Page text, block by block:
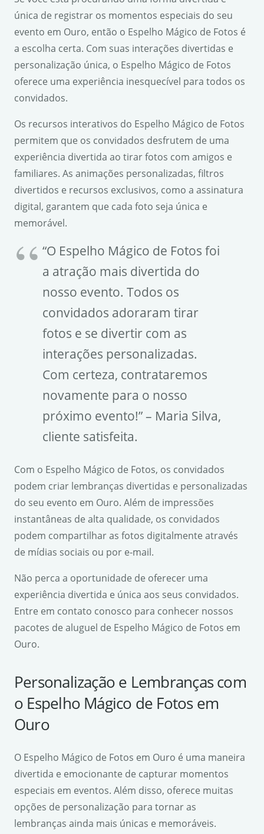
única de registrar os momentos especiais do seu
evento em Ouro, então o Espelho Mágico de Fotos é
a escolha certa. Com suas interações divertidas e
personalização única, o Espelho Mágico de Fotos
oferece uma experiência inesquecível para todos os
convidados.
Os recursos interativos do Espelho Mágico de Fotos
permitem que os convidados desfrutem de uma
experiência divertida ao tirar fotos com amigos e
familiares. As animações personalizadas, filtros
divertidos e recursos exclusivos, como a assinatura
digital, garantem que cada foto seja única e
memorável.
“O Espelho Mágico de Fotos foi
a atração mais divertida do
nosso evento. Todos os
convidados adoraram tirar
fotos e se divertir com as
interações personalizadas.
Com certeza, contrataremos
novamente para o nosso
próximo evento!” – Maria Silva,
cliente satisfeita.
Com o Espelho Mágico de Fotos, os convidados
podem criar lembranças divertidas e personalizadas
do seu evento em Ouro. Além de impressões
instantâneas de alta qualidade, os convidados
podem compartilhar as fotos digitalmente através
de mídias sociais ou por e-mail.
Não perca a oportunidade de oferecer uma
experiência divertida e única aos seus convidados.
Entre em contato conosco para conhecer nossos
pacotes de aluguel de Espelho Mágico de Fotos em
Ouro.
Personalização e Lembranças com
o Espelho Mágico de Fotos em
Ouro
O Espelho Mágico de Fotos em Ouro é uma maneira
divertida e emocionante de capturar momentos
especiais em eventos. Além disso, oferece muitas
opções de personalização para tornar as
lembranças ainda mais únicas e memoráveis.